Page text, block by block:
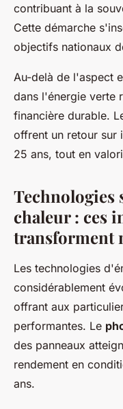
contribuant à la
Cette démarche
objectifs nationaux
Au-delà de l'aspect
dans l'énergie verte
financière durable.
offrent un retour sur
25 ans, tout en
Technologies
chaleur : ces
transforment
Les technologies
considérablement
offrant aux
performantes. Le
des panneaux
rendement en
ans.